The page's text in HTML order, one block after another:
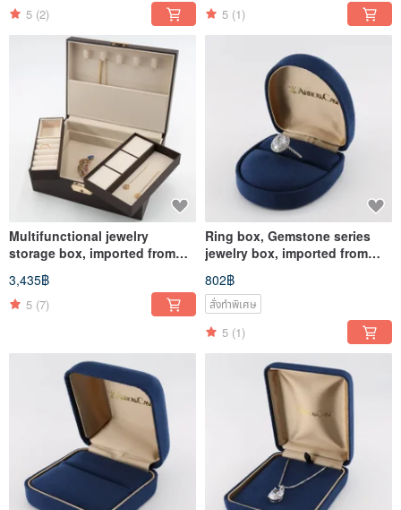
5 (2) 5 (1)
Multifunctional jewelry
storage box, imported from
Japan
3,435฿
5 (7)
Ring box, Gemstone series
jewelry box, imported from
Japan
802฿
สั่งทำพิเศษ
5 (1)